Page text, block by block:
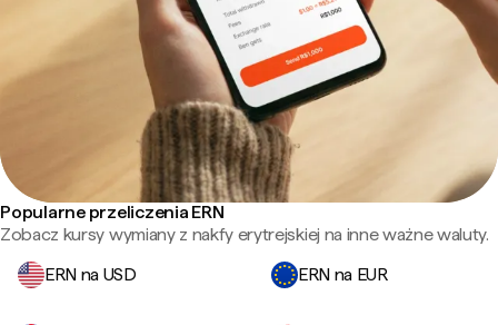
Popularne przeliczenia ERN
Zobacz kursy wymiany z nakfy erytrejskiej na inne ważne waluty.
ERN na USD
ERN na EUR